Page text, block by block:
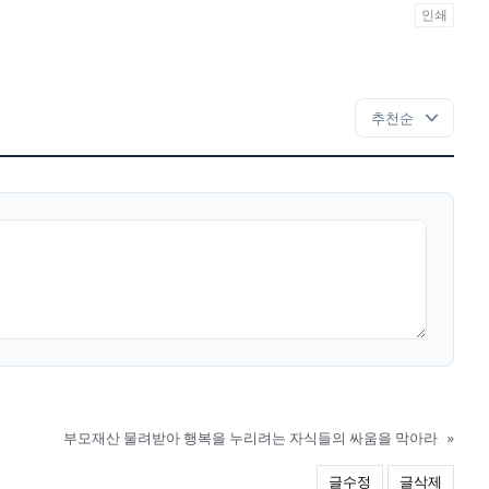
인쇄
부모재산 물려받아 행복을 누리려는 자식들의 싸움을 막아라 »
글수정 글삭제